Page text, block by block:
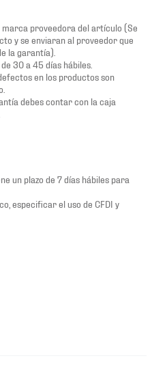
proveedora del artículo (Se
y se enviaran al proveedor que
la garantía).
30 a 45 días hábiles.
en los productos son
debes contar con la caja
un plazo de 7 días hábiles para
especificar el uso de CFDI y